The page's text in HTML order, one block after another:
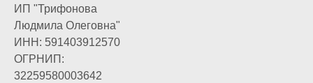
ИП "Трифонова
Людмила Олеговна"
ИНН: 591403912570
ОГРНИП:
32259580003642